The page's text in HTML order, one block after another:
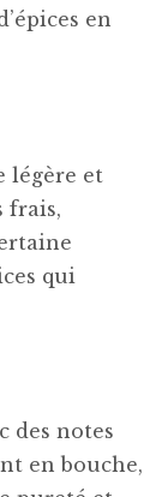
en
légère et
frais,
qui
des notes
en bouche,